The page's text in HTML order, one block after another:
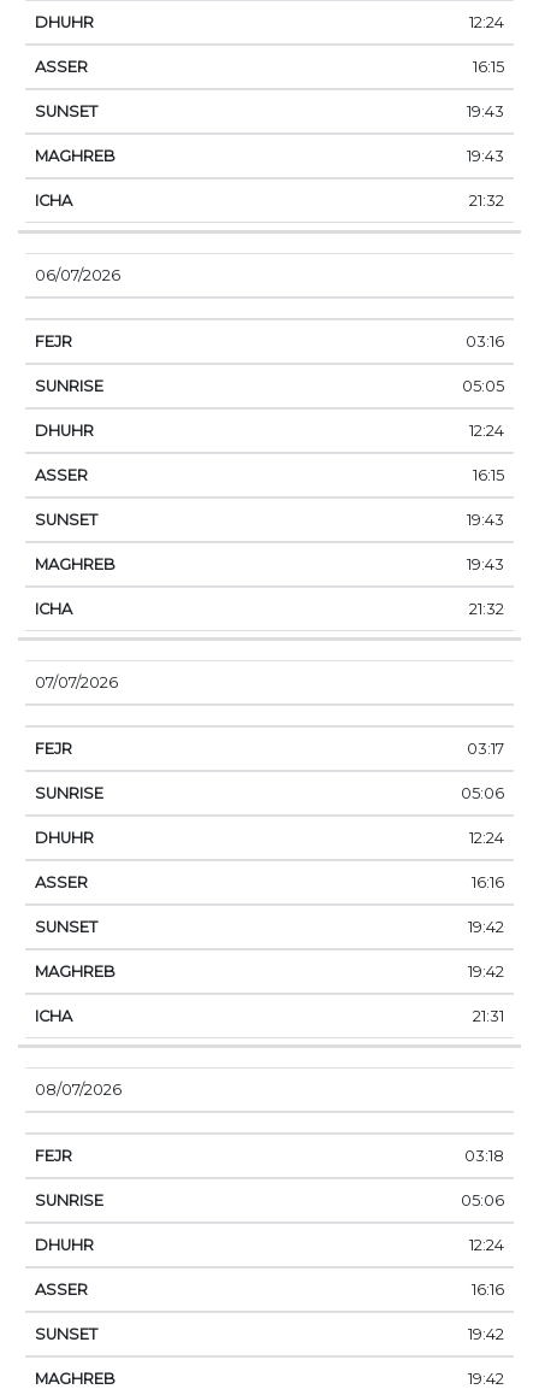
12:24
16:15
19:43
19:43
21:32
06/07/2026
03:16
05:05
12:24
16:15
19:43
19:43
21:32
07/07/2026
03:17
05:06
12:24
16:16
19:42
19:42
21:31
08/07/2026
03:18
05:06
12:24
16:16
19:42
19:42